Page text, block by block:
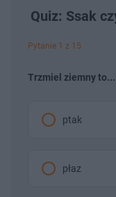
Quiz: Ssak
Pytanie 1 z 15
Trzmiel ziemny to...
ptak
płaz